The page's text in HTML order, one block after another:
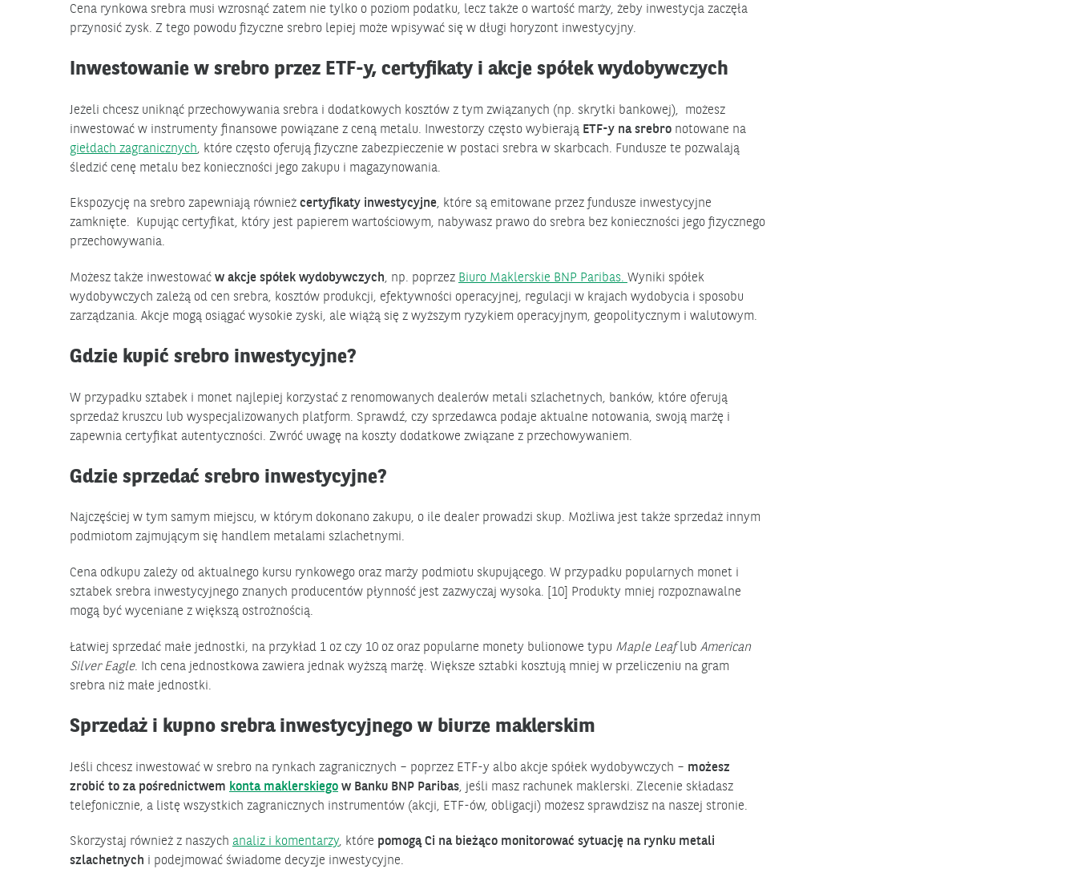
Cena rynkowa srebra musi wzrosnąć zatem nie tylko o poziom podatku, lecz także o wartość marży, żeby inwestycja zaczęła
przynosić zysk. Z tego powodu fizyczne srebro lepiej może wpisywać się w długi horyzont inwestycyjny.
Inwestowanie w srebro przez ETF-y, certyfikaty i akcje spółek wydobywczych
Jeżeli chcesz uniknąć przechowywania srebra i dodatkowych kosztów z tym związanych (np. skrytki bankowej), możesz
inwestować w instrumenty finansowe powiązane z ceną metalu. Inwestorzy często wybierają ETF-y na srebro notowane na
giełdach zagranicznych, które często oferują fizyczne zabezpieczenie w postaci srebra w skarbcach. Fundusze te pozwalają
śledzić cenę metalu bez konieczności jego zakupu i magazynowania.
Ekspozycję na srebro zapewniają również certyfikaty inwestycyjne, które są emitowane przez fundusze inwestycyjne
zamknięte. Kupując certyfikat, który jest papierem wartościowym, nabywasz prawo do srebra bez konieczności jego fizycznego
przechowywania.
Możesz także inwestować w akcje spółek wydobywczych, np. poprzez Biuro Maklerskie BNP Paribas. Wyniki spółek
wydobywczych zależą od cen srebra, kosztów produkcji, efektywności operacyjnej, regulacji w krajach wydobycia i sposobu
zarządzania. Akcje mogą osiągać wysokie zyski, ale wiążą się z wyższym ryzykiem operacyjnym, geopolitycznym i walutowym.
Gdzie kupić srebro inwestycyjne?
W przypadku sztabek i monet najlepiej korzystać z renomowanych dealerów metali szlachetnych, banków, które oferują
sprzedaż kruszcu lub wyspecjalizowanych platform. Sprawdź, czy sprzedawca podaje aktualne notowania, swoją marżę i
zapewnia certyfikat autentyczności. Zwróć uwagę na koszty dodatkowe związane z przechowywaniem.
Gdzie sprzedać srebro inwestycyjne?
Najczęściej w tym samym miejscu, w którym dokonano zakupu, o ile dealer prowadzi skup. Możliwa jest także sprzedaż innym
podmiotom zajmującym się handlem metalami szlachetnymi.
Cena odkupu zależy od aktualnego kursu rynkowego oraz marży podmiotu skupującego. W przypadku popularnych monet i
sztabek srebra inwestycyjnego znanych producentów płynność jest zazwyczaj wysoka. [10] Produkty mniej rozpoznawalne
mogą być wyceniane z większą ostrożnością.
Łatwiej sprzedać małe jednostki, na przykład 1 oz czy 10 oz oraz popularne monety bulionowe typu Maple Leaflub American
Silver Eagle. Ich cena jednostkowa zawiera jednak wyższą marżę. Większe sztabki kosztują mniej w przeliczeniu na gram
srebra niż małe jednostki.
Sprzedaż i kupno srebra inwestycyjnego w biurze maklerskim
Jeśli chcesz inwestować w srebro na rynkach zagranicznych – poprzez ETF-y albo akcje spółek wydobywczych – możesz
zrobić to za pośrednictwem konta maklerskiego w Banku BNP Paribas, jeśli masz rachunek maklerski. Zlecenie składasz
telefonicznie, a listę wszystkich zagranicznych instrumentów (akcji, ETF-ów, obligacji) możesz sprawdzisz na naszej stronie.
Skorzystaj również z naszych analiz i komentarzy, które pomogą Ci na bieżąco monitorować sytuację na rynku metali
szlachetnych i podejmować świadome decyzje inwestycyjne.